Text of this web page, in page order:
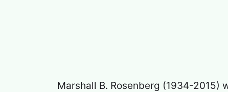
Marshall B. Rosenberg (1934-2015)